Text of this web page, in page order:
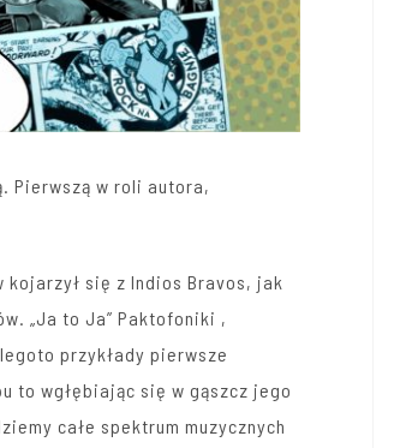
Pierwszą w roli autora,
się z Indios Bravos, jak
„Ja to Ja” Paktofoniki ,
przykłady pierwsze
to wgłębiając się w gąszcz jego
całe spektrum muzycznych